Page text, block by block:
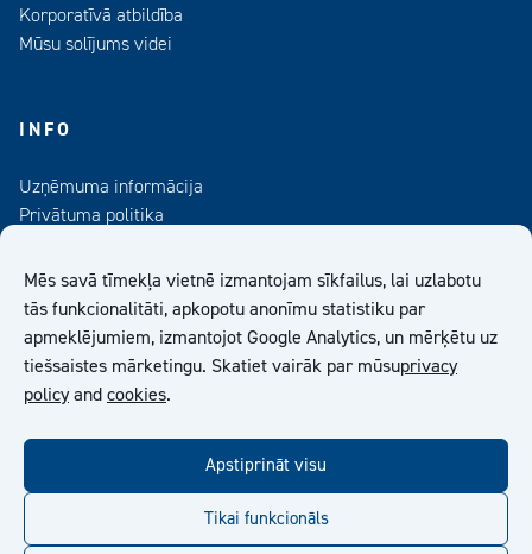
Mēs savā tīmekļa vietnē izmantojam sīkfailus, lai uzlabotu
tās funkcionalitāti, apkopotu anonīmu statistiku par
apmeklējumiem, izmantojot Google Analytics, un mērķētu uz
tiešsaistes mārketingu. Skatiet vairāk par mūsuprivacy
policyand cookies.
Apstiprināt visu
Tikai funkcionāls
Korporatīvā atbildība
Mūsu solījums videi
INFO
Uzņēmuma informācija
Privātuma politika
Medijiem
Abonējiet mūsu informatīvo izdevumu
Kiilto Latvija SIA Vispārīgie Pārdošanas Nosacījumi
youtube